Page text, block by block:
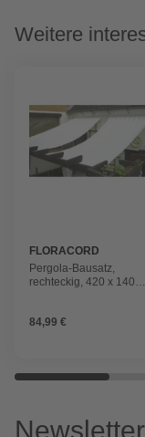
Weitere
FLORACORD
Pergola-Bausatz,
rechteckig, 420 x 140
84,99 €